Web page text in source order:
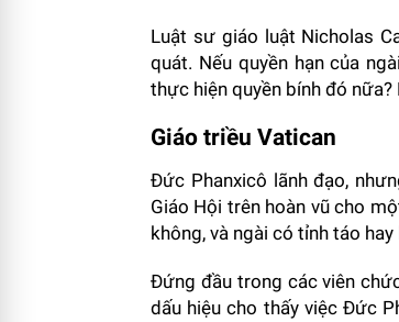
Luật sư giáo luật Nicholas
quát. Nếu quyền hạn của
thực hiện quyền bính đó
Giáo triều Vatican
Đức Phanxicô lãnh đạo,
Giáo Hội trên hoàn vũ cho
không, và ngài có tỉnh táo hay
Đứng đầu trong các viên
dấu hiệu cho thấy việc Đức